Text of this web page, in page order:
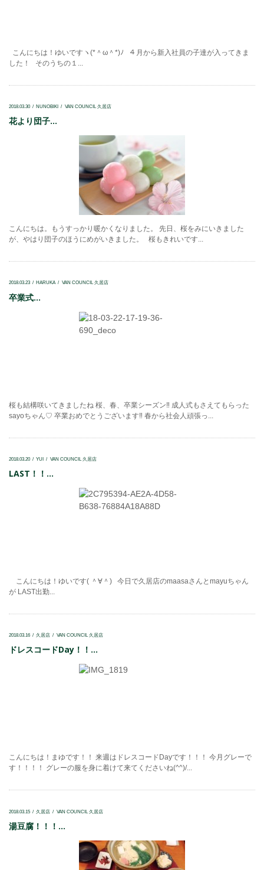
こんにちは！ゆいですヽ(*＾ω＾*)ﾉ ４月から新入社員の子達が入ってきま
した！ そのうちの１...
2018.03.30 NUNOBIKI VAN COUNCIL 久居店
花より団子...
こんにちは。もうすっかり暖かくなりました。 先日、桜をみにいきました
が、やはり団子のほうにめがいきました。 桜もきれいです...
2018.03.23 HARUKA VAN COUNCIL 久居店
卒業式...
桜も結構咲いてきましたね 桜、春、卒業シーズン‼ 成人式もさえてもらった
sayoちゃん♡ 卒業おめでとうございます‼ 春から社会人頑張っ...
2018.03.20 YUI VAN COUNCIL 久居店
LAST！！...
こんにちは！ゆいです( ＾∀＾) 今日で久居店のmaasaさんとmayuちゃん
が LAST出勤...
2018.03.16 久居店 VAN COUNCIL 久居店
ドレスコードDay！！...
こんにちは！まゆです！！ 来週はドレスコードDayです！！！ 今月グレーで
す！！！！ グレーの服を身に着けて来てくださいね(^^)/...
2018.03.15 久居店 VAN COUNCIL 久居店
湯豆腐！！！...